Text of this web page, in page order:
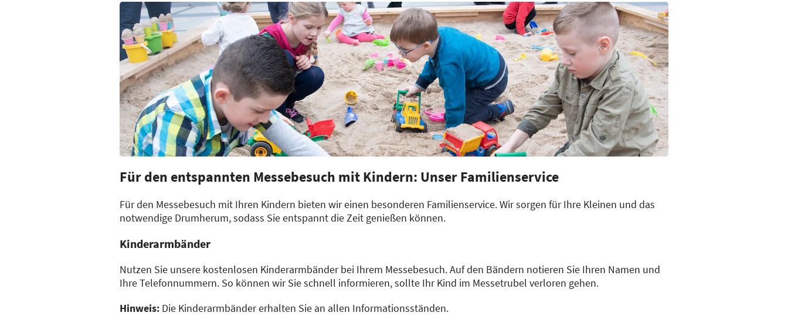
Messe
Fundbüro
Wollen Sie zur oder ab Messe mit dem Taxi fahren? Dann finden Sie unseren Taxihalteplatz vor dem Eingang West
(Glashalle).
Für den entspannten Messebesuch mit Kindern: Unser Familienservice
Für den Messebesuch mit Ihren Kindern bieten wir einen besonderen Familienservice. Wir sorgen für Ihre Kleinen und das
notwendige Drumherum, sodass Sie entspannt die Zeit genießen können.
Kinderarmbänder
Nutzen Sie unsere kostenlosen Kinderarmbänder bei Ihrem Messebesuch. Auf den Bändern notieren Sie Ihren Namen und
Ihre Telefonnummern. So können wir Sie schnell informieren, sollte Ihr Kind im Messetrubel verloren gehen.
Hinweis: Die Kinderarmbänder erhalten Sie an allen Informationsständen.